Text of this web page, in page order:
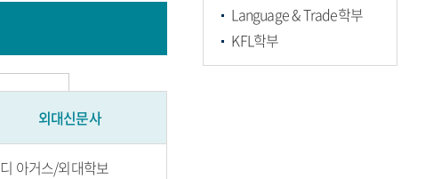
Language & Trade학부
KFL학부
외대신문사
디 아거스/외대학보